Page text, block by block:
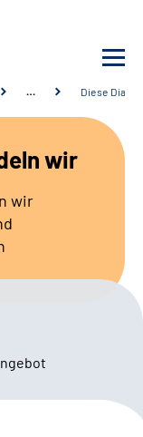
… Diese
wir
wir